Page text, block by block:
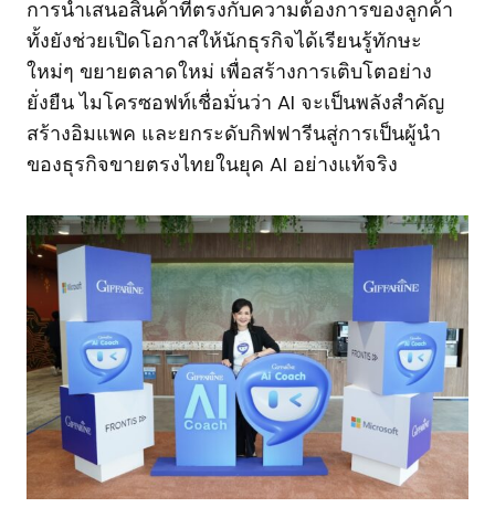
การนำเสนอสินค้าที่ตรงกับความต้องการของลูกค้า
ทั้งยังช่วยเปิดโอกาสให้นักธุรกิจได้เรียนรู้ทักษะ
ใหม่ๆ ขยายตลาดใหม่ เพื่อสร้างการเติบโตอย่าง
ยั่งยืน ไมโครซอฟท์เชื่อมั่นว่า AI จะเป็นพลังสำคัญ
สร้างอิมแพค และยกระดับกิฟฟารีนสู่การเป็นผู้นำ
ของธุรกิจขายตรงไทยในยุค AI อย่างแท้จริง